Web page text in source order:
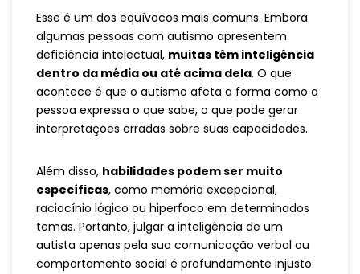
Esse é um dos equívocos mais comuns. Embora
algumas pessoas com autismo apresentem
deficiência intelectual, muitas têm inteligência
dentro da média ou até acima dela. O que
acontece é que o autismo afeta a forma como a
pessoa expressa o que sabe, o que pode gerar
interpretações erradas sobre suas capacidades.
Além disso, habilidades podem ser muito
específicas, como memória excepcional,
raciocínio lógico ou hiperfoco em determinados
temas. Portanto, julgar a inteligência de um
autista apenas pela sua comunicação verbal ou
comportamento social é profundamente injusto.